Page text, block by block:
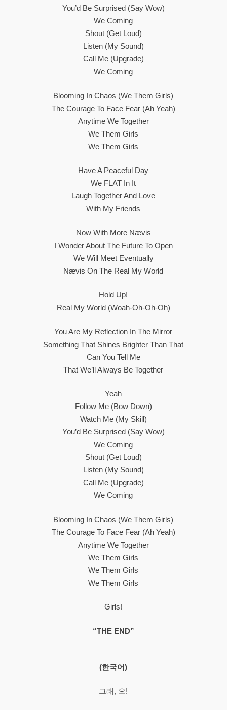
You’d Be Surprised (Say Wow)
We Coming
Shout (Get Loud)
Listen (My Sound)
Call Me (Upgrade)
We Coming
Blooming In Chaos (We Them Girls)
The Courage To Face Fear (Ah Yeah)
Anytime We Together
We Them Girls
We Them Girls
Have A Peaceful Day
We FLAT In It
Laugh Together And Love
With My Friends
Now With More Nævis
I Wonder About The Future To Open
We Will Meet Eventually
Nævis On The Real My World
Hold Up!
Real My World (Woah-Oh-Oh-Oh)
You Are My Reflection In The Mirror
Something That Shines Brighter Than That
Can You Tell Me
That We’ll Always Be Together
Yeah
Follow Me (Bow Down)
Watch Me (My Skill)
You’d Be Surprised (Say Wow)
We Coming
Shout (Get Loud)
Listen (My Sound)
Call Me (Upgrade)
We Coming
Blooming In Chaos (We Them Girls)
The Courage To Face Fear (Ah Yeah)
Anytime We Together
We Them Girls
We Them Girls
We Them Girls
Girls!
“THE END”
(한국어)
그래, 오!